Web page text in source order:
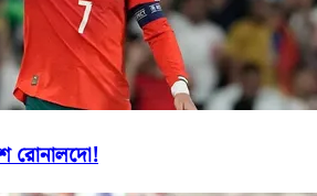
রোনালদো!